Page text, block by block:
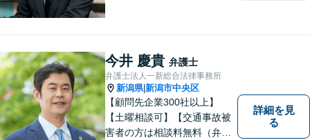
ます。【土曜相談可】【相
続・債務整理・不貞慰謝料は
相談料初回無料】
今井 慶貴 弁護士
弁護士法人一新総合法律事務所
新潟県|新潟市中央区
【顧問先企業300社以上】
【土曜相談可】【交通事故被
害者の方は相談料無料（弁護
詳細を見
る